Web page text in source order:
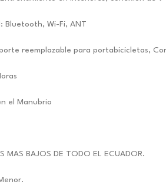
Bluetooth, Wi-Fi, ANT
reemplazable para portabicicletas,
el Manubrio
MAS BAJOS DE TODO EL ECUADOR.